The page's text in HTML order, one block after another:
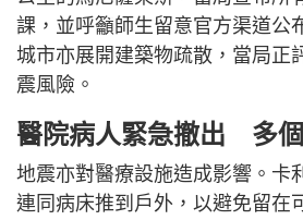
課，並呼籲師生留意官方渠道公
城市亦展開建築物疏散，當局正
震風險。
醫院病人緊急撤出 多
地震亦對醫療設施造成影響。卡
連同病床推到戶外，以避免留在